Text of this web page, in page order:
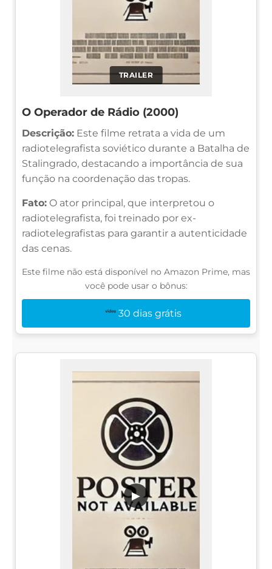
TRAILER
O Operador de Rádio (2000)
Descrição: Este filme retrata a vida de um
radiotelegrafista soviético durante a Batalha de
Stalingrado, destacando a importância de sua
função na coordenação das tropas.
Fato: O ator principal, que interpretou o
radiotelegrafista, foi treinado por ex-
radiotelegrafistas para garantir a autenticidade
das cenas.
Este filme não está disponível no Amazon Prime, mas
você pode usar o bônus:
30 dias grátis
▶